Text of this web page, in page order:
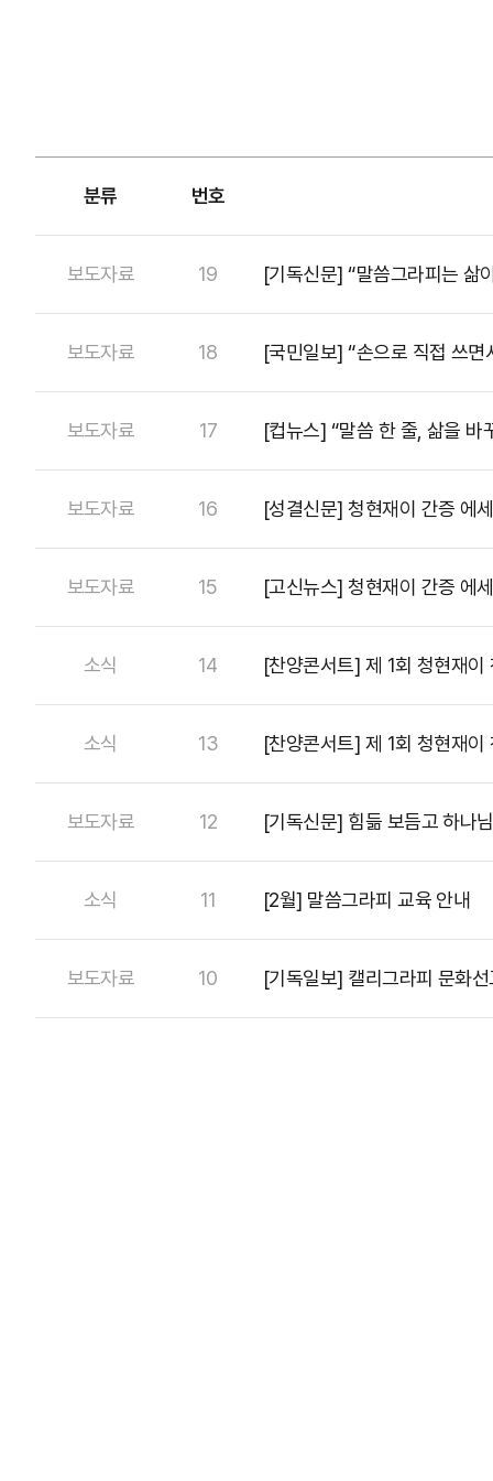
분류 번호
보도자료 19 [기독신문] “말씀그라피는 삶
보도자료 18 [국민일보] “손으로 직접 쓰
보도자료 17 [컵뉴스] “말씀 한 줄, 삶을 바
보도자료 16 [성결신문] 청현재이 간증 에
보도자료 15 [고신뉴스] 청현재이 간증 에
소식 14 [찬양콘서트] 제 1회 청현재
소식 13 [찬양콘서트] 제 1회 청현재
보도자료 12 [기독신문] 힘듦 보듬고 하나
소식 11 [2월] 말씀그라피 교육 안내
보도자료 10 [기독일보] 캘리그라피 문화선